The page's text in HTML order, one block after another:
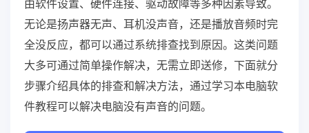
由软件设置、硬件连接、驱动故障等多种因素导致。
无论是扬声器无声、耳机没声音，还是播放音频时完
全没反应，都可以通过系统排查找到原因。这类问题
大多可通过简单操作解决，无需立即送修，下面就分
步骤介绍具体的排查和解决方法，通过学习本电脑软
件教程可以解决电脑没有声音的问题。